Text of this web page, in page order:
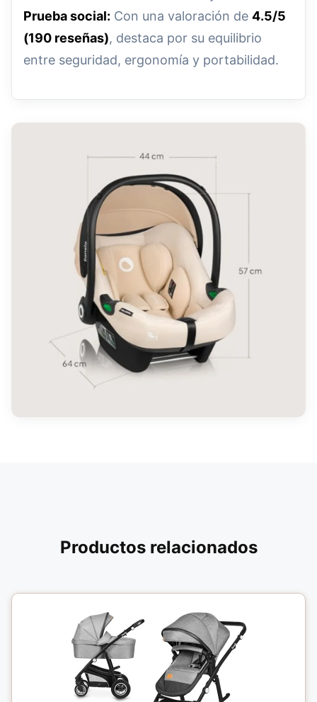
Prueba social: Con una valoración de 4.5/5
(190 reseñas), destaca por su equilibrio
entre seguridad, ergonomía y portabilidad.
Productos relacionados